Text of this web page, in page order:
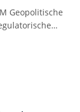
Geopolitische